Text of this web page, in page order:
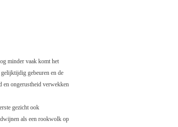
minder vaak komt het
gebeuren en de
en ongerustheid verwekken
gezicht ook
als een rookwolk op